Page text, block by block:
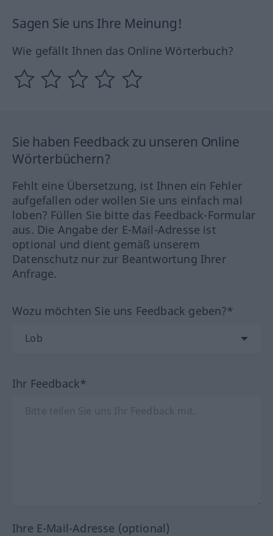
Sagen Sie uns Ihre Meinung!
Wie gefällt Ihnen das Online Wörterbuch?
Sie haben Feedback zu unseren Online
Wörterbüchern?
Fehlt eine Übersetzung, ist Ihnen ein Fehler
aufgefallen oder wollen Sie uns einfach mal
loben? Füllen Sie bitte das Feedback-Formular
aus. Die Angabe der E-Mail-Adresse ist
optional und dient gemäß unserem
Datenschutz nur zur Beantwortung Ihrer
Anfrage.
Wozu möchten Sie uns Feedback geben?*
Ihr Feedback*
Ihre E-Mail-Adresse (optional)